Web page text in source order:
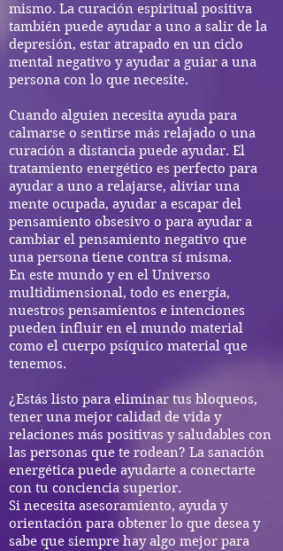
mismo. La curación espiritual positiva
también puede ayudar a uno a salir de la
depresión, estar atrapado en un ciclo
mental negativo y ayudar a guiar a una
persona con lo que necesite.
Cuando alguien necesita ayuda para
calmarse o sentirse más relajado o una
curación a distancia puede ayudar. El
tratamiento energético es perfecto para
ayudar a uno a relajarse, aliviar una
mente ocupada, ayudar a escapar del
pensamiento obsesivo o para ayudar a
cambiar el pensamiento negativo que
una persona tiene contra sí misma.
En este mundo y en el Universo
multidimensional, todo es energía,
nuestros pensamientos e intenciones
pueden influir en el mundo material
como el cuerpo psíquico material que
tenemos.
¿Estás listo para eliminar tus bloqueos,
tener una mejor calidad de vida y
relaciones más positivas y saludables con
las personas que te rodean? La sanación
energética puede ayudarte a conectarte
con tu conciencia superior.
Si necesita asesoramiento, ayuda y
orientación para obtener lo que desea y
sabe que siempre hay algo mejor para